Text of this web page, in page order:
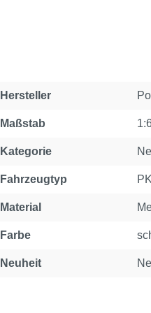
Eigenschaft
Hersteller
Maßstab
Kategorie
Fahrzeugtyp
Material
Farbe
Neuheit